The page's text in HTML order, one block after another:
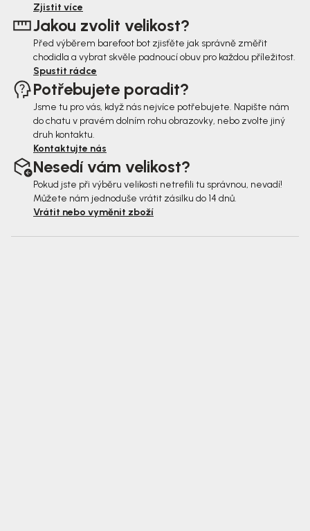
Zjistit více
Jakou zvolit velikost?
Před výběrem barefoot bot zjisťěte jak správně změřit
chodidla a vybrat skvěle padnoucí obuv pro každou příležitost.
Spustit rádce
Potřebujete poradit?
Jsme tu pro vás, když nás nejvíce potřebujete. Napište nám
do chatu v pravém dolním rohu obrazovky, nebo zvolte jiný
druh kontaktu.
Kontaktujte nás
Nesedí vám velikost?
Pokud jste při výběru velikosti netrefili tu správnou, nevadí!
Můžete nám jednoduše vrátit zásilku do 14 dnů.
Vrátit nebo vyměnit zboží